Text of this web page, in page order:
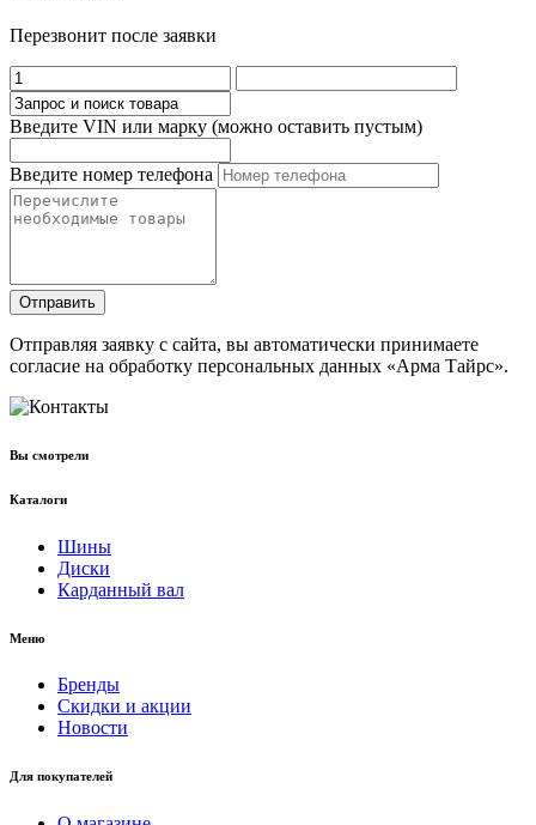
Перезвонит после заявки
Введите VIN или марку (можно оставить пустым)
Введите номер телефона
Отправить
Отправляя заявку с сайта, вы автоматически принимаете
согласие на обработку персональных данных «Арма Тайрс».
Вы смотрели
Каталоги
Шины
Диски
Карданный вал
Меню
Бренды
Скидки и акции
Новости
Для покупателей